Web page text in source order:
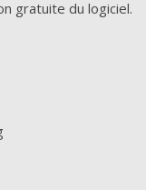
gratuite du logiciel.